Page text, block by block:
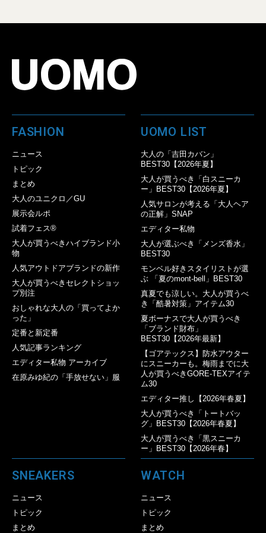
FASHION
ニュース
トピック
まとめ
大人のユニクロ／GU
展示会ルポ
試着フェス®︎
大人が買うべきハイブランド小
物
人気アウトドアブランドの新作
大人が買うべきセレクトショッ
プ別注
おしゃれな大人の「買ってよか
った」
定番と新定番
人気記事ランキング
エディター私物 アーカイブ
在原みゆ紀の「手放せない」服
UOMO LIST
大人の「吉田カバン」
BEST30【2026年夏】
大人が買うべき「白スニーカ
ー」BEST30【2026年夏】
人気サロンが考える「大人ヘア
の正解」SNAP
エディター私物
大人が選ぶべき「メンズ香水」
BEST30
モンベル好きスタイリストが選
ぶ 「夏のmont-bell」BEST30
真夏でも涼しい。大人が買うべ
き「酷暑対策」アイテム30
夏ボーナスで大人が買うべき
「ブランド財布」
BEST30【2026年最新】
【ゴアテックス】防水アウター
にスニーカーも。梅雨までに大
人が買うべきGORE-TEXアイテ
ム30
エディター推し【2026年春夏】
大人が買うべき「トートバッ
グ」BEST30【2026年春夏】
大人が買うべき「黒スニーカ
ー」BEST30【2026年春】
SNEAKERS
ニュース
トピック
まとめ
WATCH
ニュース
トピック
まとめ